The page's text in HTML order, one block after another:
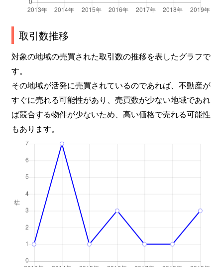
取引数推移
対象の地域の売買された取引数の推移を表したグラフで
す。
その地域が活発に売買されているのであれば、不動産が
すぐに売れる可能性があり、売買数が少ない地域であれ
ば競合する物件が少ないため、高い価格で売れる可能性
もあります。